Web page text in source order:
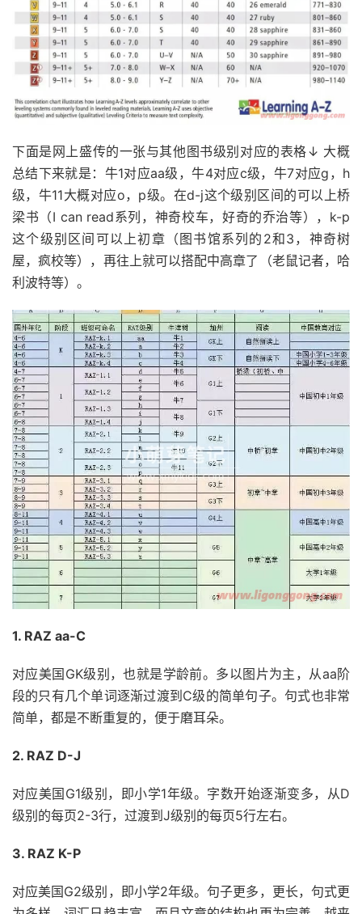
下面是网上盛传的一张与其他图书级别对应的表格↓ 大概
总结下来就是：牛1对应aa级，牛4对应c级，牛7对应g，h
级，牛11大概对应o，p级。在d-j这个级别区间的可以上桥
梁书（I can read系列，神奇校车，好奇的乔治等），k-p
这个级别区间可以上初章（图书馆系列的2和3，神奇树
屋，疯校等），再往上就可以搭配中高章了（老鼠记者，哈
利波特等）。
1. RAZ aa-C
对应美国GK级别，也就是学龄前。多以图片为主，从aa阶
段的只有几个单词逐渐过渡到C级的简单句子。句式也非常
简单，都是不断重复的，便于磨耳朵。
2. RAZ D-J
对应美国G1级别，即小学1年级。字数开始逐渐变多，从D
级别的每页2-3行，过渡到J级别的每页5行左右。
3. RAZ K-P
对应美国G2级别，即小学2年级。句子更多，更长，句式更